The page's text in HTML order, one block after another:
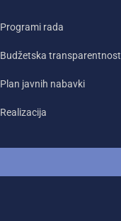
Programi rada
Budžetska transparentnost
Plan javnih nabavki
Realizacija